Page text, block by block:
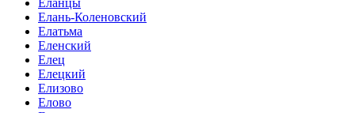
Еланцы
Елань-Коленовский
Елатьма
Еленский
Елец
Елецкий
Елизово
Елово